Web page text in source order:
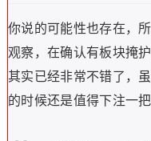
你说的可能性也存在，
观察，在确认有板块掩
其实已经非常不错了，
的时候还是值得下注一把